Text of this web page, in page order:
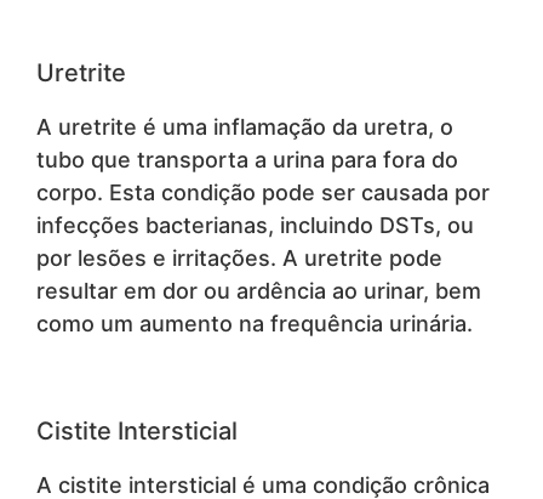
Uretrite
A uretrite é uma inflamação da uretra, o
tubo que transporta a urina para fora do
corpo. Esta condição pode ser causada por
infecções bacterianas, incluindo DSTs, ou
por lesões e irritações. A uretrite pode
resultar em dor ou ardência ao urinar, bem
como um aumento na frequência urinária.
Cistite Intersticial
A cistite intersticial é uma condição crônica